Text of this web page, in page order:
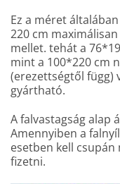
Ez a méret
220 cm
mellet. tehát a
mint a 100*220 cm
(erezettségtől függ)
gyártható.
A falvastagság alap
Amennyiben a
esetben kell
fizetni.